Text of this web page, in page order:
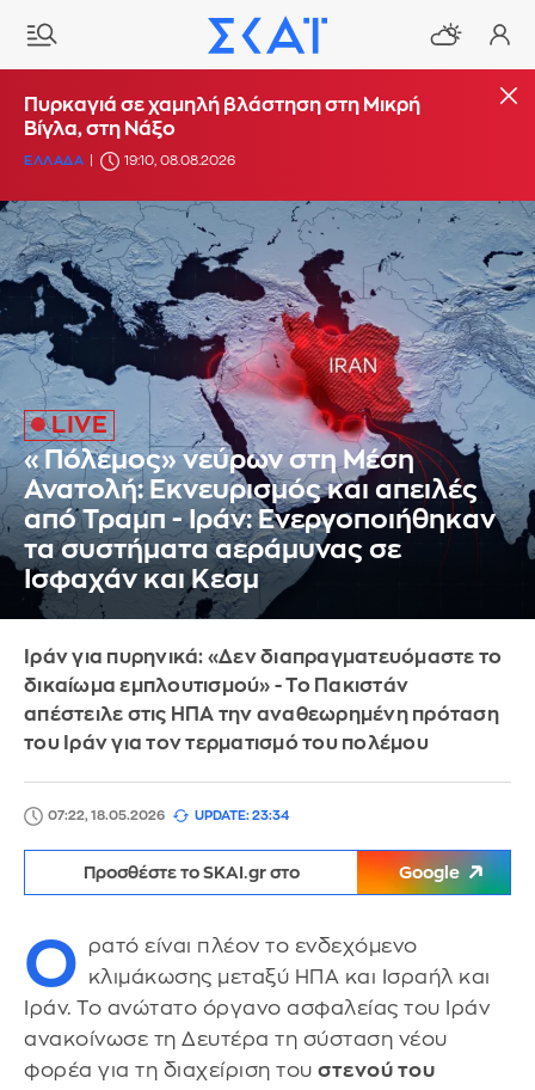
Πυρκαγιά σε χαμηλή βλάστηση στη Μικρή
Βίγλα, στη Νάξο
ΕΛΛΑΔΑ 19:10, 08.08.2026
«Πόλεμος» νεύρων στη Μέση
Ανατολή: Εκνευρισμός και απειλές
από Τραμπ - Ιράν: Ενεργοποιήθηκαν
τα συστήματα αεράμυνας σε
Ισφαχάν και Κεσμ
Ιράν για πυρηνικά: «Δεν διαπραγματευόμαστε το
δικαίωμα εμπλουτισμού» - Το Πακιστάν
απέστειλε στις ΗΠΑ την αναθεωρημένη πρόταση
του Ιράν για τον τερματισμό του πολέμου
07:22, 18.05.2026 UPDATE: 23:34
Προσθέστε το SKAI.gr στο Google
Ο
ρατό είναι πλέον το ενδεχόμενο
κλιμάκωσης μεταξύ ΗΠΑ και Ισραήλ και
Ιράν. Το ανώτατο όργανο ασφαλείας του Ιράν
ανακοίνωσε τη Δευτέρα τη σύσταση νέου
φορέα για τη διαχείριση του στενού του